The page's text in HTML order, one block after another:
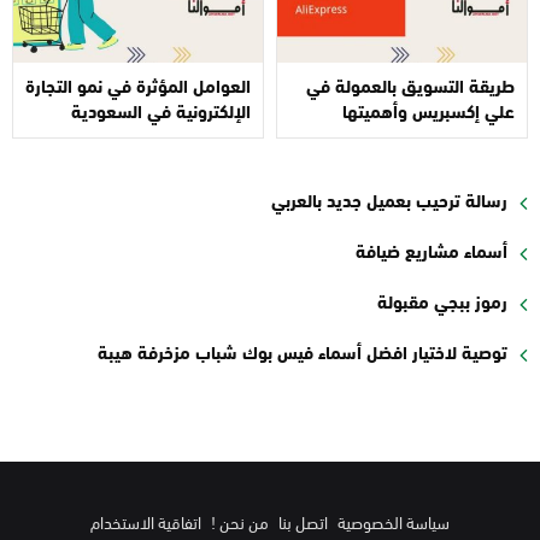
طريقة التسويق بالعمولة في
علي إكسبريس وأهميتها
العوامل المؤثرة في نمو التجارة
الإلكترونية في السعودية
رسالة ترحيب بعميل جديد بالعربي
أسماء مشاريع ضيافة
رموز ببجي مقبولة
توصية لاختيار افضل أسماء فيس بوك شباب مزخرفة هيبة
سياسة الخصوصية اتصل بنا من نحن ! اتفاقية الاستخدام